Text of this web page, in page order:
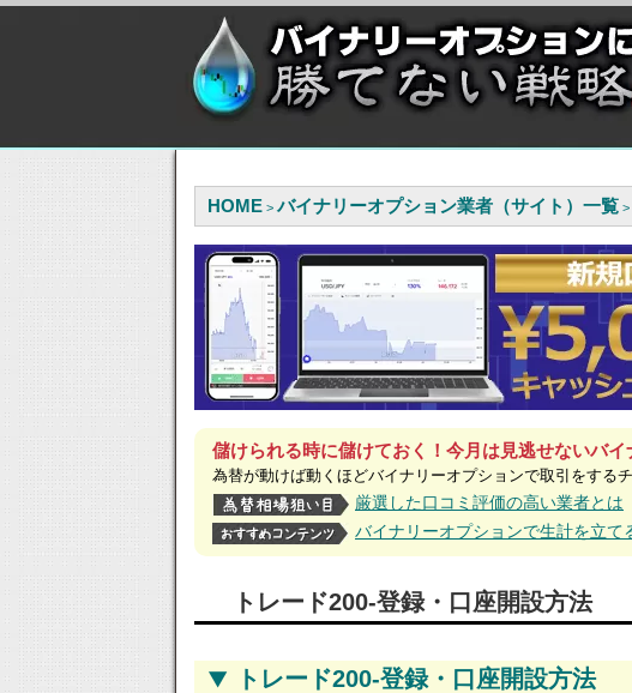
HOME >バイナリーオプション業者（サイト）一覧 >
儲けられる時に儲けておく！今月は見逃せないバ
為替が動けば動くほどバイナリーオプションで取引をする
厳選した口コミ評価の高い業者とは
バイナリーオプションで生計を立て
トレード200-登録・口座開設方法
トレード200-登録・口座開設方法